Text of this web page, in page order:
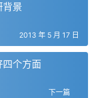
背景
2013 年 5 月 17 日
个方面
下一篇